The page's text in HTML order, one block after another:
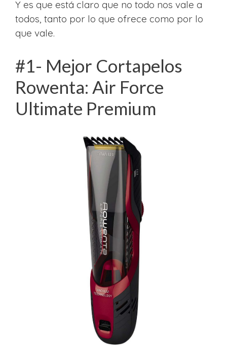
Y es que está claro que no todo nos vale a
todos, tanto por lo que ofrece como por lo
que vale.
#1- Mejor Cortapelos
Rowenta: Air Force
Ultimate Premium